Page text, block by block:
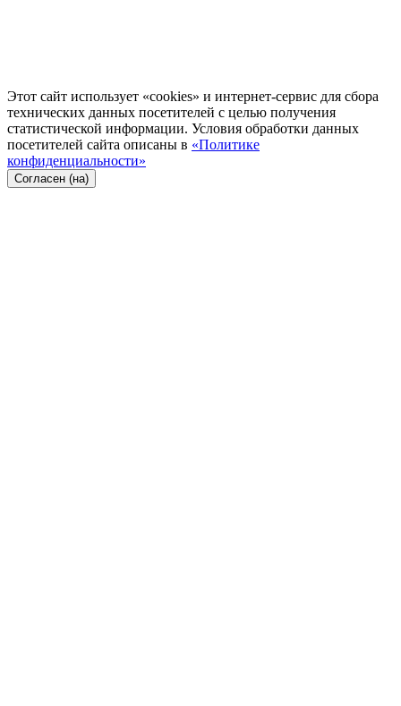
Этот сайт использует «cookies» и интернет-сервис для сбора
технических данных посетителей с целью получения
статистической информации. Условия обработки данных
посетителей сайта описаны в «Политике
конфиденциальности»
Согласен (на)